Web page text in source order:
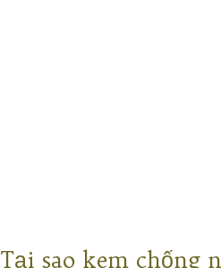
Tại sao kem chống